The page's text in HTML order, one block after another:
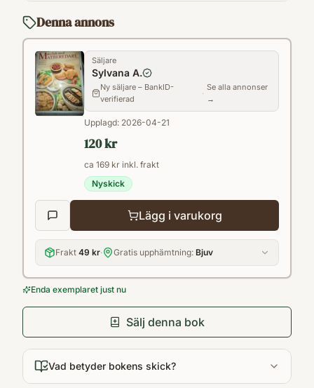
Denna annons
Säljare
Sylvana A.
Ny säljare – BankID-
verifierad
·
Se alla annonser
→
Upplagd: 2026-04-21
120 kr
ca 169 kr inkl. frakt
Nyskick
Lägg i varukorg
Frakt 49 kr· Gratis upphämtning: Bjuv
Enda exemplaret just nu
Sälj denna bok
Vad betyder bokens skick?